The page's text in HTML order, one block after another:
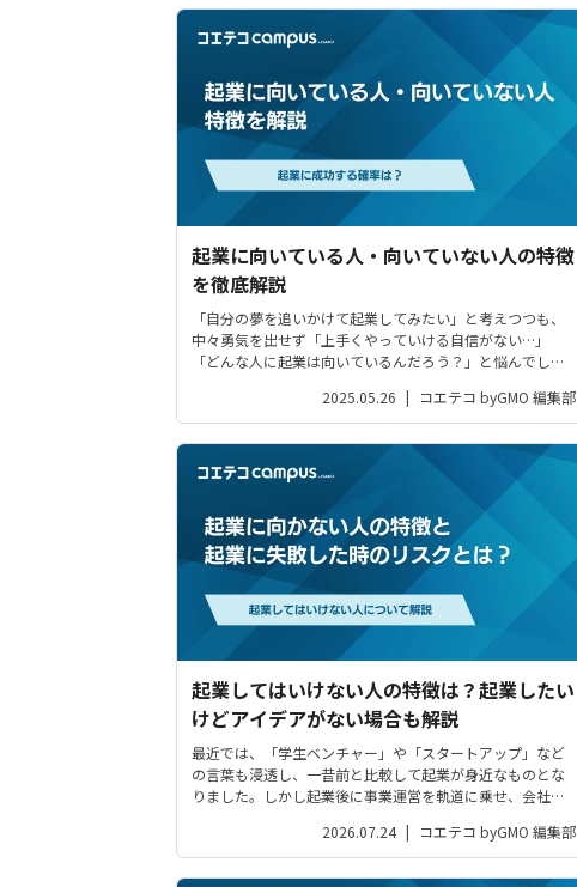
起業に向いている人・向いていない人の特徴
を徹底解説
「自分の夢を追いかけて起業してみたい」と考えつつも、
中々勇気を出せず「上手くやっていける自信がない…」
「どんな人に起業は向いているんだろう？」と悩んでしま
「そもそも起業／起業家ってどういう人？何をするの？」
という疑問を解消したうえで、起業に向い...
2025.05.26 | コエテコ byGMO 編集部
起業してはいけない人の特徴は？起業したい
けどアイデアがない場合も解説
最近では、「学生ベンチャー」や「スタートアップ」など
の言葉も浸透し、一昔前と比較して起業が身近なものとな
りました。しかし起業後に事業運営を軌道に乗せ、会社の
当てつつ、起業に失敗した...
2026.07.24 | コエテコ byGMO 編集部